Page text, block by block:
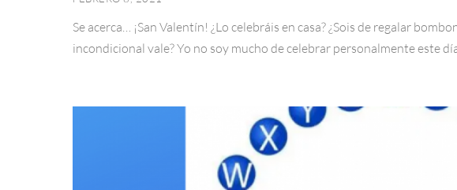
Se acerca… ¡San Valentín! ¿Lo celebráis en casa? ¿Sois de regalar
incondicional vale? Yo no soy mucho de celebrar personalmente este